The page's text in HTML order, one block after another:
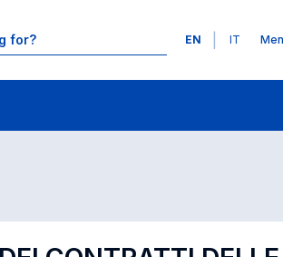
Languages
EN IT
search - numerical order Contact